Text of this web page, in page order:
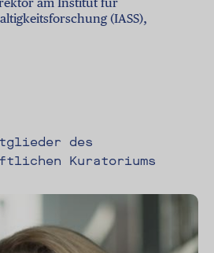
(IASS),
des
Kuratoriums